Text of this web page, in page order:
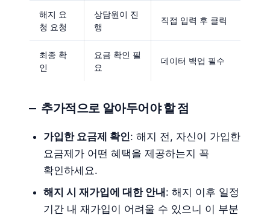
해지 요
청 요청
상담원이 진
행
직접 입력 후 클릭
최종 확
인
요금 확인 필
요
데이터 백업 필수
추가적으로 알아두어야 할 점
가입한 요금제 확인: 해지 전, 자신이 가입한
요금제가 어떤 혜택을 제공하는지 꼭
확인하세요.
해지 시 재가입에 대한 안내 : 해지 이후 일정
기간 내 재가입이 어려울 수 있으니 이 부분